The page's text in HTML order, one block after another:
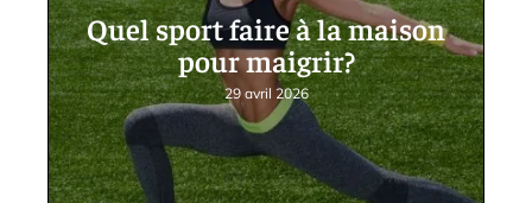
Quel sport faire à la maison
pour maigrir?
29 avril 2026